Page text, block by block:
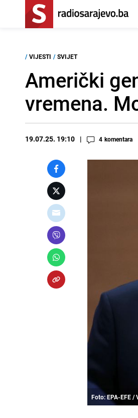
/ VIJESTI / SVIJET
Američki
vremena.
19.07.25. 19:10 4 komentara
Foto: EPA-EFE